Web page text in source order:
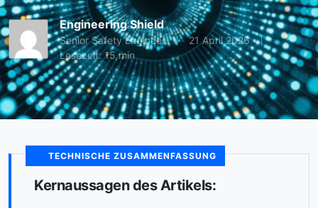
Engineering Shield
Senior Safety Engineer
21 April 2026
Lesezeit: 15 min
TECHNISCHE ZUSAMMENFASSUNG
Kernaussagen des Artikels: